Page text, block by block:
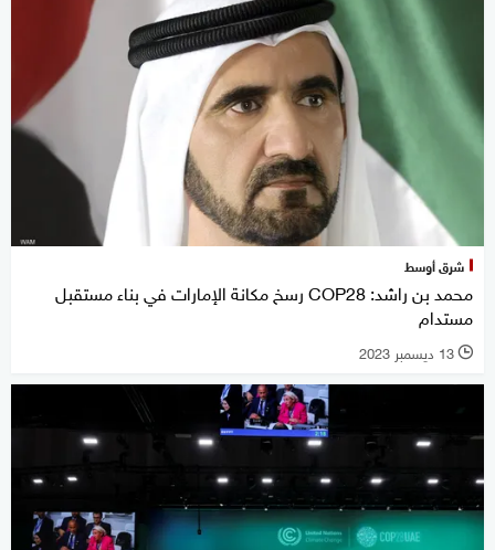
شرق أوسط
محمد بن راشد: COP28 رسخ مكانة الإمارات في بناء مستقبل
مستدام
l 13 ديسمبر 2023